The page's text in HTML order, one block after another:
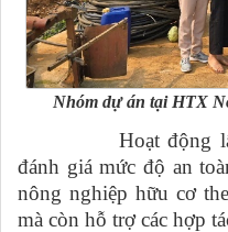
Nhóm dự án tại HTX
Hoạt động lấy
đánh giá mức độ an
nông nghiệp hữu cơ
mà còn hỗ trợ các hợp